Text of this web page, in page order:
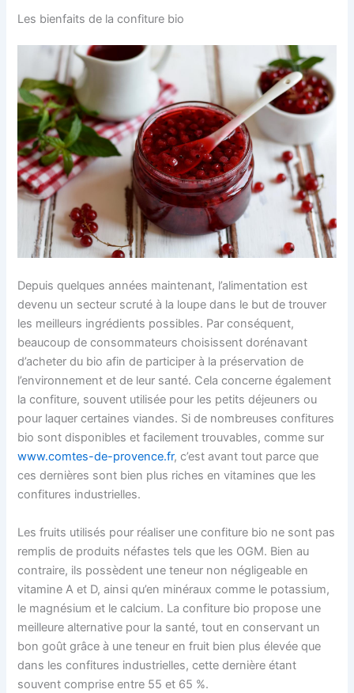
Les bienfaits de la confiture bio
Depuis quelques années maintenant, l’alimentation est
devenu un secteur scruté à la loupe dans le but de trouver
les meilleurs ingrédients possibles. Par conséquent,
beaucoup de consommateurs choisissent dorénavant
d’acheter du bio afin de participer à la préservation de
l’environnement et de leur santé. Cela concerne également
la confiture, souvent utilisée pour les petits déjeuners ou
pour laquer certaines viandes. Si de nombreuses confitures
bio sont disponibles et facilement trouvables, comme sur
www.comtes-de-provence.fr, c’est avant tout parce que
ces dernières sont bien plus riches en vitamines que les
confitures industrielles.
Les fruits utilisés pour réaliser une confiture bio ne sont pas
remplis de produits néfastes tels que les OGM. Bien au
contraire, ils possèdent une teneur non négligeable en
vitamine A et D, ainsi qu’en minéraux comme le potassium,
le magnésium et le calcium. La confiture bio propose une
meilleure alternative pour la santé, tout en conservant un
bon goût grâce à une teneur en fruit bien plus élevée que
dans les confitures industrielles, cette dernière étant
souvent comprise entre 55 et 65 %.